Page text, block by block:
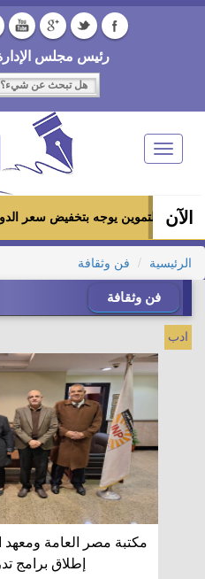
رئيس مجلس
Toggle
navigation
الآن
التموين يوجه بتخفيض سعر الدواجن المجمدة إلى 100 جنيه للكيلو بالمجمعات
الرئيسية فن وثقافة
فن وثقافة
ادب
مكتبة مصر العامة ومعهد
إطلاق برامج